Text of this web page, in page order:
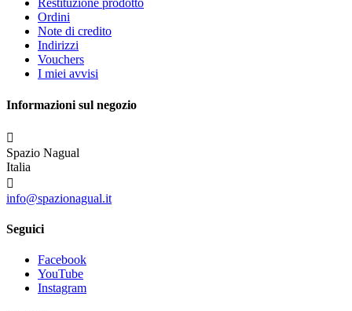
Restituzione prodotto
Ordini
Note di credito
Indirizzi
Vouchers
I miei avvisi
Informazioni sul negozio

Spazio Nagual
Italia

info@spazionagual.it
Seguici
Facebook
YouTube
Instagram